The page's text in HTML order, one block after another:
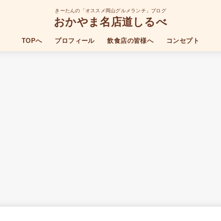
きーたんの「オススメ岡山グルメランチ」ブログ
おかやま名店道しるべ
TOPへ プロフィール 飲食店の皆様へ コンセプト